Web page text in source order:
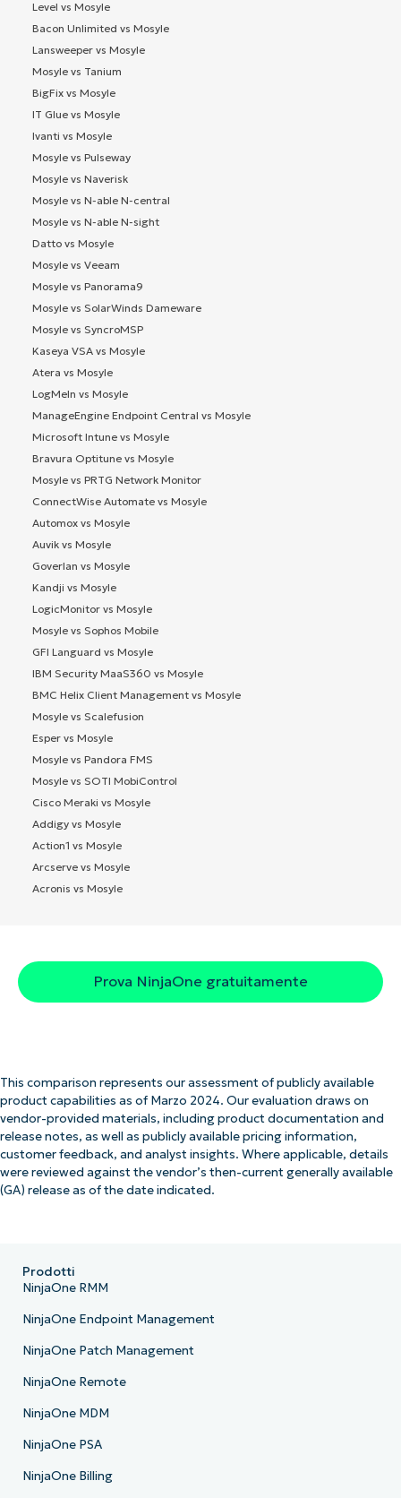
Level vs Mosyle
Bacon Unlimited vs Mosyle
Lansweeper vs Mosyle
Mosyle vs Tanium
BigFix vs Mosyle
IT Glue vs Mosyle
Ivanti vs Mosyle
Mosyle vs Pulseway
Mosyle vs Naverisk
Mosyle vs N-able N-central
Mosyle vs N-able N-sight
Datto vs Mosyle
Mosyle vs Veeam
Mosyle vs Panorama9
Mosyle vs SolarWinds Dameware
Mosyle vs SyncroMSP
Kaseya VSA vs Mosyle
Atera vs Mosyle
LogMeIn vs Mosyle
ManageEngine Endpoint Central vs Mosyle
Microsoft Intune vs Mosyle
Bravura Optitune vs Mosyle
Mosyle vs PRTG Network Monitor
ConnectWise Automate vs Mosyle
Automox vs Mosyle
Auvik vs Mosyle
Goverlan vs Mosyle
Kandji vs Mosyle
LogicMonitor vs Mosyle
Mosyle vs Sophos Mobile
GFI Languard vs Mosyle
IBM Security MaaS360 vs Mosyle
BMC Helix Client Management vs Mosyle
Mosyle vs Scalefusion
Esper vs Mosyle
Mosyle vs Pandora FMS
Mosyle vs SOTI MobiControl
Cisco Meraki vs Mosyle
Addigy vs Mosyle
Action1 vs Mosyle
Arcserve vs Mosyle
Acronis vs Mosyle
Prova NinjaOne gratuitamente
This comparison represents our assessment of publicly available
product capabilities as of Marzo 2024. Our evaluation draws on
vendor-provided materials, including product documentation and
release notes, as well as publicly available pricing information,
customer feedback, and analyst insights. Where applicable, details
were reviewed against the vendor’s then-current generally available
(GA) release as of the date indicated.
Prodotti
NinjaOne RMM
NinjaOne Endpoint Management
NinjaOne Patch Management
NinjaOne Remote
NinjaOne MDM
NinjaOne PSA
NinjaOne Billing